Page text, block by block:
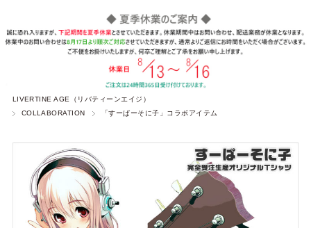
LIVERTINE AGE（リバティーンエイジ）
COLLABORATION
「すーぱーそに子」コラボアイテム